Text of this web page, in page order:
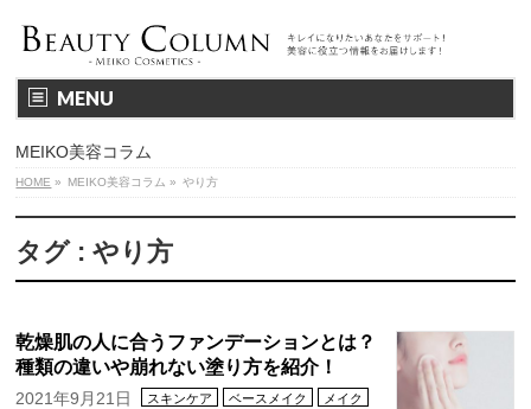
MENU
MEIKO美容コラム
HOME » MEIKO美容コラム » やり方
タグ : やり方
乾燥肌の人に合うファンデーションとは？
種類の違いや崩れない塗り方を紹介！
2021年9月21日 スキンケア ベースメイク
メイク